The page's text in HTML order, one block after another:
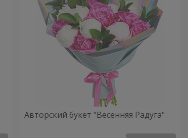
Авторский букет "Весенняя Радуга"